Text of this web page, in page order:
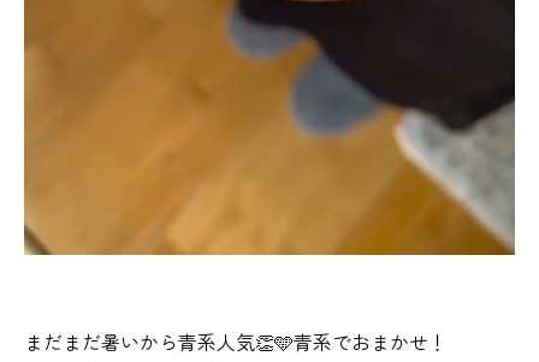
まだまだ暑いから青系人気👏🩵青系でおまかせ！